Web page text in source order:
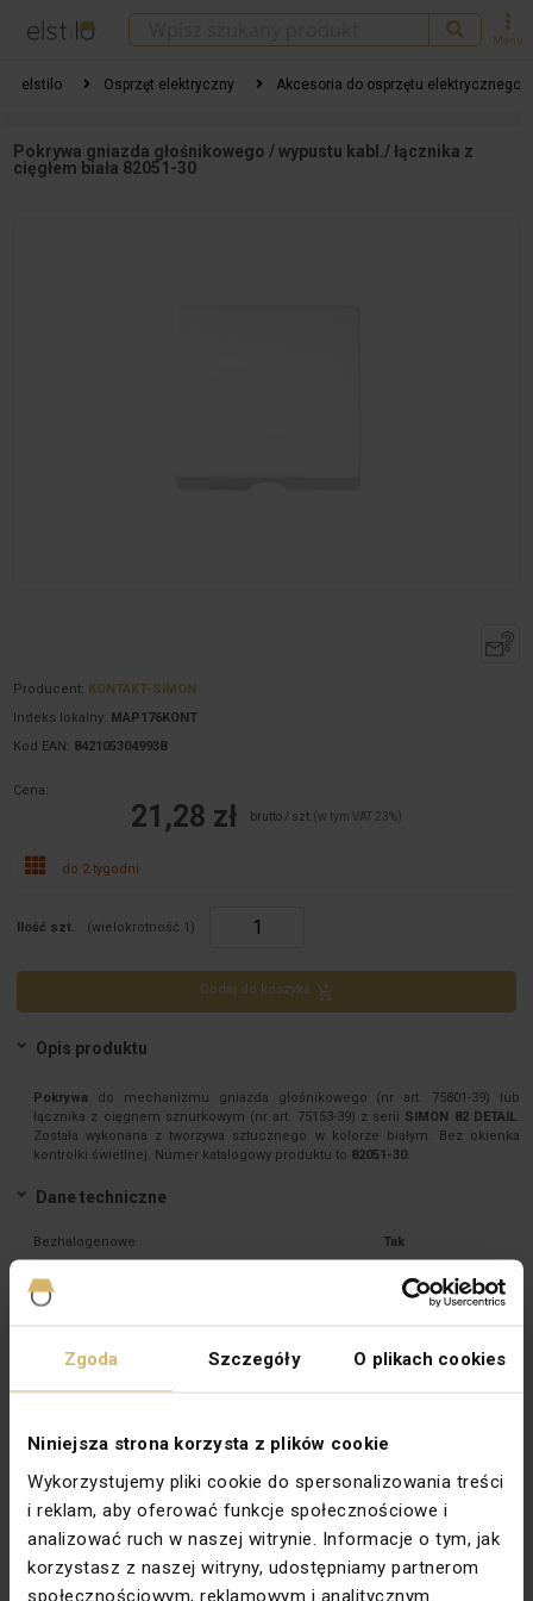
Zgoda Szczegóły O plikach cookies
Niniejsza strona korzysta z plików cookie
Wykorzystujemy pliki cookie do spersonalizowania treści
i reklam, aby oferować funkcje społecznościowe i
analizować ruch w naszej witrynie. Informacje o tym, jak
korzystasz z naszej witryny, udostępniamy partnerom
społecznościowym, reklamowym i analitycznym.
Menu
elstilo Osprzęt elektryczny Akcesoria do osprzętu elektrycznego
Pokrywa gniazda głośnikowego / wypustu kabl./ łącznika z
cięgłem biała 82051-30
Producent: KONTAKT-SIMON
Indeks lokalny: MAP176KONT
Kod EAN: 8421053049938
Cena:
21,28 zł brutto / szt. (w tym VAT 23%)
do 2 tygodni
Ilość szt. (wielokrotność:1 )
Dodaj do koszyka
Opis produktu
Pokrywa do mechanizmu gniazda głośnikowego (nr art. 75801-39) lub
łącznika z cięgnem sznurkowym (nr art. 75153-39) z serii SIMON 82 DETAIL.
Została wykonana z tworzywa sztucznego w kolorze białym. Bez okienka
kontrolki świetlnej. Numer katalogowy produktu to 82051-30.
Dane techniczne
Bezhalogenowe Tak
Kolor Biały
Materiał Tworzywo sztuczne
Rodzaj
Do gniazda głośnikowego
Rodzina SIMON 82
Stopień ochrony IP20
Zabezpieczenie powierzchni